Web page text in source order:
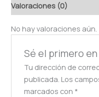
Valoraciones (0)
No hay valoraciones aún.
Sé el primero en
Tu dirección de
publicada. Los
marcados con *